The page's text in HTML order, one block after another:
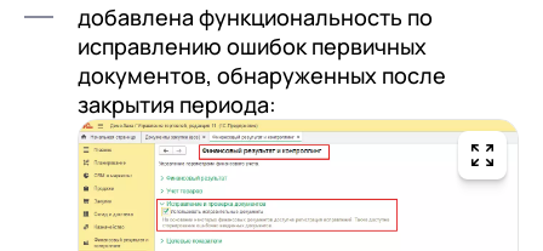
добавлена функциональность по
исправлению ошибок первичных
документов, обнаруженных после
закрытия периода: